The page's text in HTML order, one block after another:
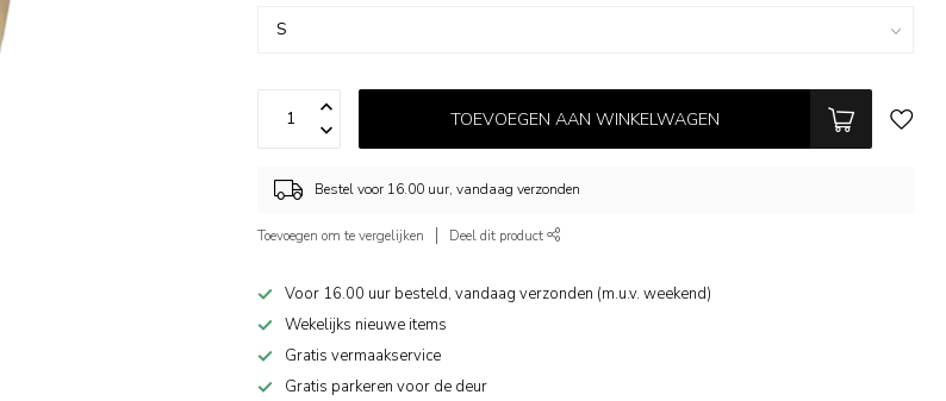
TOEVOEGEN AAN WINKELWAGEN
Bestel voor 16.00 uur, vandaag verzonden
Toevoegen om te vergelijken Deel dit product
Voor 16.00 uur besteld, vandaag verzonden (m.u.v. weekend)
Wekelijks nieuwe items
Gratis vermaakservice
Gratis parkeren voor de deur